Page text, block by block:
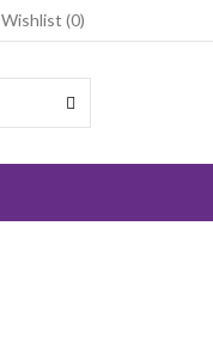
Wishlist (0)